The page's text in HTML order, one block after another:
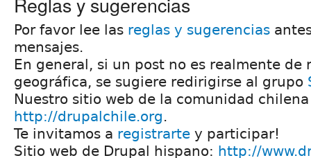
Por favor lee las reglas y sugerencias
mensajes.
En general, si un post no es realmente de
geográfica, se sugiere redirigirse al grupo
Nuestro sitio web de la comunidad chilena
http://drupalchile.org.
Te invitamos a registrarte y participar!
Sitio web de Drupal hispano: http://